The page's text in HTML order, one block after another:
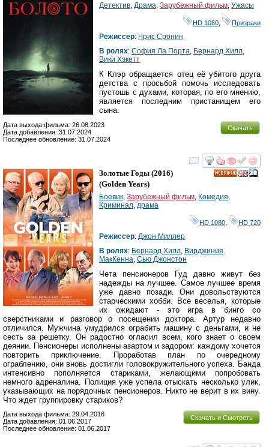
Детектив Драма Зарубежный фильм Ужасы
HD 1080 Призраки
Режиссер: Чрис Cронин
В ролях: София Ла Порта Бернард Хилл
Вики Хэкетт
К Клэр обращается отец её убитого друга
детства с просьбой помочь исследовать
пустошь с духами, которая, по его мнению,
является последним пристанищем его
сына.
Скачать
Дата выхода фильма: 26.08.2023
Дата добавления: 31.07.2024
Последнее обновление: 31.07.2024
смотреть
Золотые Годы (2016)
(Golden Years)
Боевик Зарубежный фильм Комедия
Криминал драма
HD 1080 HD 720
Режиссер: Джон Миллер
В ролях: Бернард Хилл Вирджиния
МакКенна Сью Джонстон
Чета пенсионеров Гуд давно живут без
надежды на лучшее. Самое лучшее время
уже давно позади. Они довольствуются
старческими хобби. Все веселья, которые
их ожидают - это игра в бинго со
сверстниками и разговор о посещении доктора. Артур недавно
отличился. Мужчина умудрился ограбить машину с деньгами, и не
сесть за решетку. Он радостно огласил всем, кого знает о своем
деянии. Пенсионеры исполнены азартом и задором: каждому хочется
повторить приключение. Проработав план по очередному
ограблению, они вновь достигли головокружительного успеха. Банда
интенсивно пополняется стариками, желающими попробовать
немного адреналина. Полиция уже успела отыскать несколько улик,
указывающих на порядочных пенсионеров. Никто не верит в их вину.
Что ждет группировку стариков?
Скачать и Смотреть
Дата выхода фильма: 29.04.2016
Дата добавления: 01.06.2017
Последнее обновление: 01.06.2017